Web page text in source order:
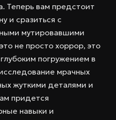
Теперь вам предстоит
и сразиться с
мутировавшими
не просто хоррор, это
погружением в
мрачных
жуткими деталями и
придется
навыки и